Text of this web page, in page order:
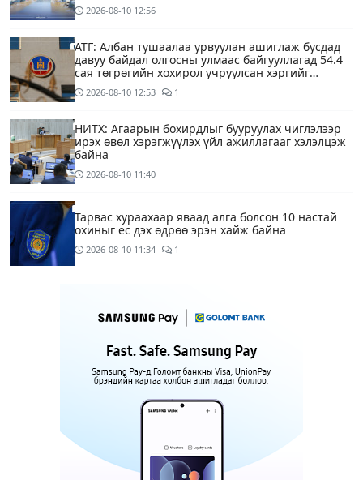
2026-08-10 12:56
АТГ: Албан тушаалаа урвуулан ашиглаж бусдад
давуу байдал олгосны улмаас байгууллагад 54.4
сая төгрөгийн хохирол учруулсан хэргийг
прокурорт шилжүүллээ
2026-08-10 12:53 1
НИТХ: Агаарын бохирдлыг бууруулах чиглэлээр
ирэх өвөл хэрэгжүүлэх үйл ажиллагааг хэлэлцэж
байна
2026-08-10 11:40
Тарвас хураахаар яваад алга болсон 10 настай
охиныг ес дэх өдрөө эрэн хайж байна
2026-08-10 11:34 1
хэрэглээг бууруулах зорилгоор тэгш, сондгой
дугаарын хязгаарлалтыг 28 хоногийн хугацаанд
ЕТГ: Н.Түвшинбаяр аваргыг Ерөнхийлөгч уучлах
гэж байна гэдэг нь ташаа мэдээлэл, уучлал
хүссэн захидал ирээгүй
Энэ бямба гарагаас тэгш, сондгой дугаарын
хязгаарлалтаар хөдөлгөөнд оролцоно